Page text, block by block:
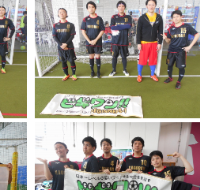
会場
大会結果
タッフ紹介
参加者の声